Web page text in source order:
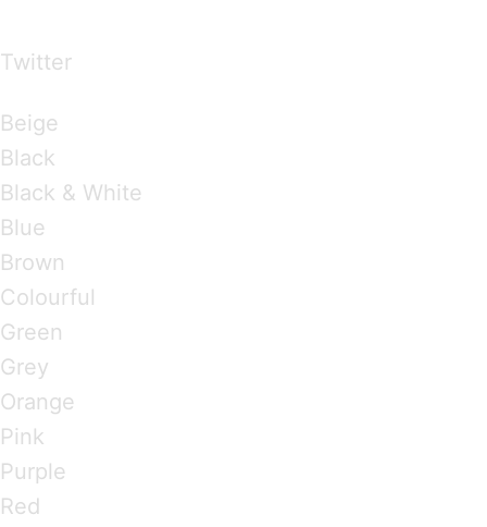
Twitter
Beige
Black
Black & White
Blue
Brown
Colourful
Green
Grey
Orange
Pink
Purple
Red